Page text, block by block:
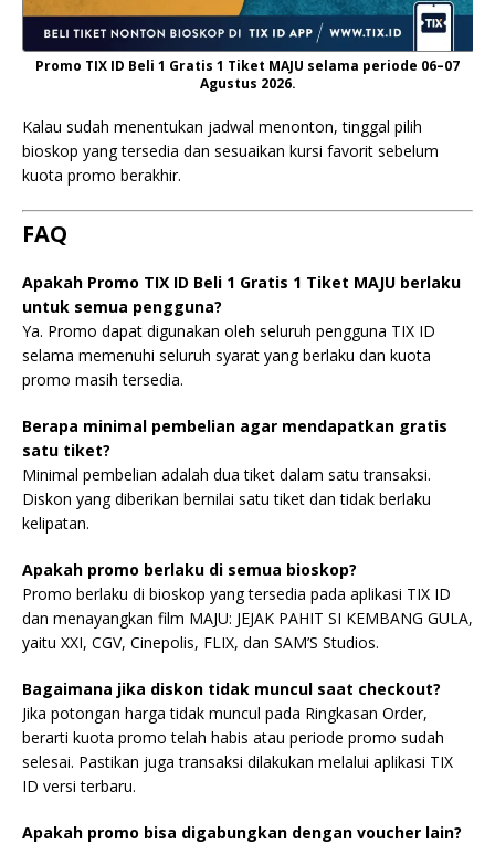
Promo TIX ID Beli 1 Gratis 1 Tiket MAJU selama periode 06–07
Agustus 2026.
Kalau sudah menentukan jadwal menonton, tinggal pilih
bioskop yang tersedia dan sesuaikan kursi favorit sebelum
kuota promo berakhir.
FAQ
Apakah Promo TIX ID Beli 1 Gratis 1 Tiket MAJU berlaku
untuk semua pengguna?
Ya. Promo dapat digunakan oleh seluruh pengguna TIX ID
selama memenuhi seluruh syarat yang berlaku dan kuota
promo masih tersedia.
Berapa minimal pembelian agar mendapatkan gratis
satu tiket?
Minimal pembelian adalah dua tiket dalam satu transaksi.
Diskon yang diberikan bernilai satu tiket dan tidak berlaku
kelipatan.
Apakah promo berlaku di semua bioskop?
Promo berlaku di bioskop yang tersedia pada aplikasi TIX ID
dan menayangkan film MAJU: JEJAK PAHIT SI KEMBANG GULA,
yaitu XXI, CGV, Cinepolis, FLIX, dan SAM’S Studios.
Bagaimana jika diskon tidak muncul saat checkout?
Jika potongan harga tidak muncul pada Ringkasan Order,
berarti kuota promo telah habis atau periode promo sudah
selesai. Pastikan juga transaksi dilakukan melalui aplikasi TIX
ID versi terbaru.
Apakah promo bisa digabungkan dengan voucher lain?